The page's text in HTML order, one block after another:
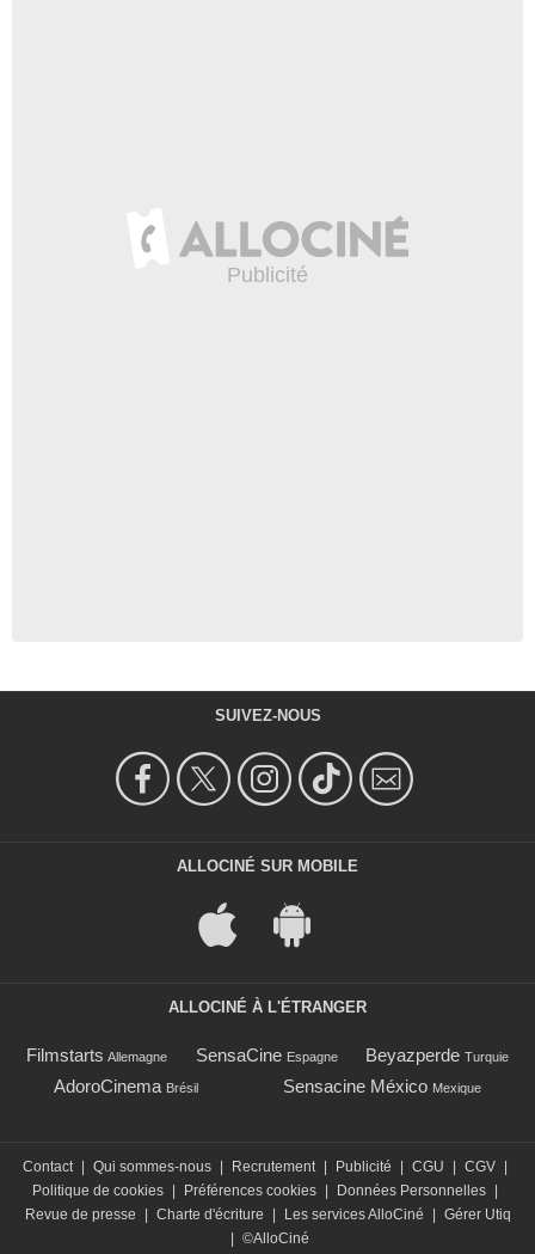
SUIVEZ-NOUS
ALLOCINÉ SUR MOBILE
ALLOCINÉ À L'ÉTRANGER
Filmstarts Allemagne SensaCine Espagne Beyazperde Turquie
AdoroCinema Brésil Sensacine México Mexique
Contact Qui sommes-nous Recrutement Publicité CGU CGV
Politique de cookies
Préférences cookies Données Personnelles
Revue de presse
Charte d'écriture Les services AlloCiné
Gérer Utiq
©AlloCiné